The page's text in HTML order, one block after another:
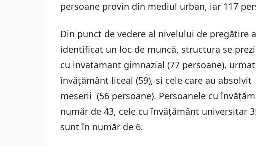
persoane provin din mediul urban, iar 117
Din punct de vedere al nivelului de pregătire
identificat un loc de muncă, structura se
cu invatamant gimnazial (77 persoane),
învățământ liceal (59), si cele care au
meserii (56 persoane). Persoanele cu
număr de 43, cele cu învățământ universitar
sunt în număr de 6.